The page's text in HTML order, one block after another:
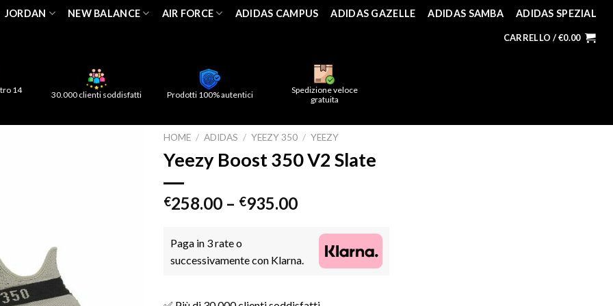
JORDAN NEW BALANCE AIR FORCE ADIDAS CAMPUS ADIDAS GAZELLE ADIDAS SAMBA ADIDAS SPEZIAL
CARRELLO /€0.00
14
30.000 clienti soddisfatti Prodotti 100% autentici
Spedizione veloce
gratuita
HOME / ADIDAS / YEEZY 350 / YEEZY
Yeezy Boost 350 V2 Slate
€258.00 – €935.00
Paga in 3 rate o
successivamente con Klarna.